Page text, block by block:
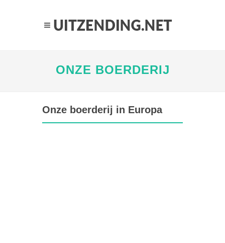
ONZE BOERDERIJ
Onze boerderij in Europa